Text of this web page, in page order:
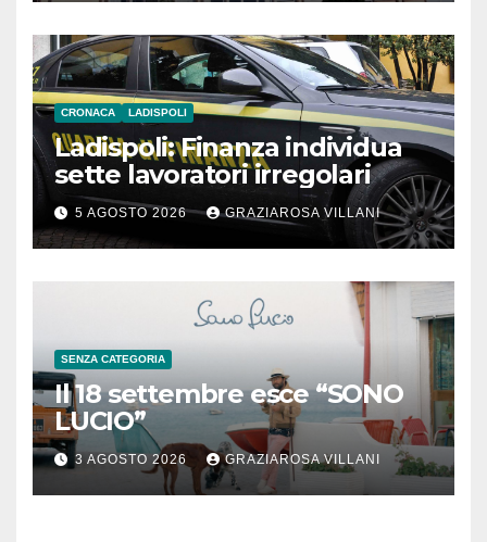
CRONACA LADISPOLI
Ladispoli: Finanza individua
sette lavoratori irregolari
5 AGOSTO 2026 GRAZIAROSA VILLANI
SENZA CATEGORIA
Il 18 settembre esce “SONO
LUCIO”
3 AGOSTO 2026 GRAZIAROSA VILLANI